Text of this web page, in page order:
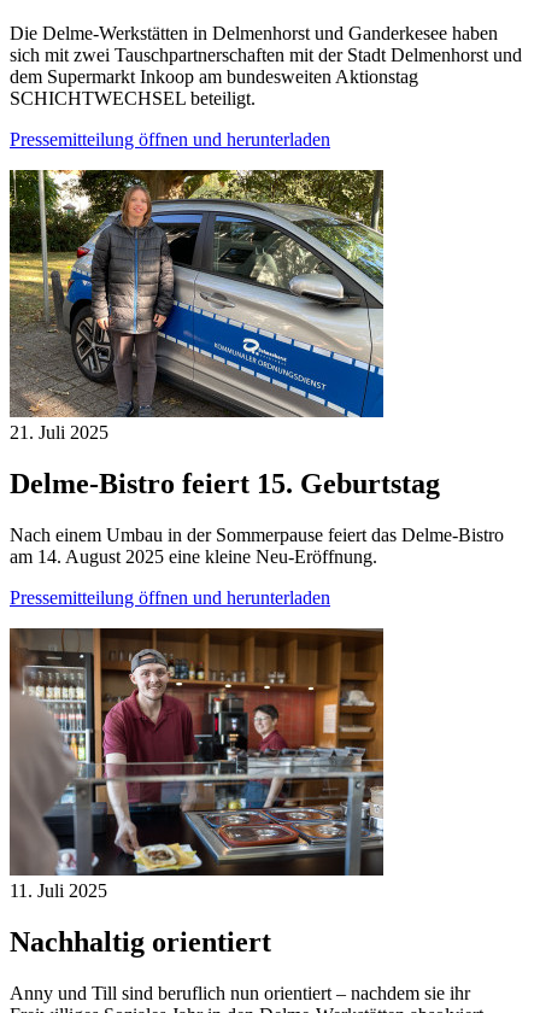
Die Delme-Werkstätten in Delmenhorst und Ganderkesee haben
sich mit zwei Tauschpartnerschaften mit der Stadt Delmenhorst und
dem Supermarkt Inkoop am bundesweiten Aktionstag
SCHICHTWECHSEL beteiligt.
Pressemitteilung öffnen und herunterladen
21. Juli 2025
Delme-Bistro feiert 15. Geburtstag
Nach einem Umbau in der Sommerpause feiert das Delme-Bistro
am 14. August 2025 eine kleine Neu-Eröffnung.
Pressemitteilung öffnen und herunterladen
11. Juli 2025
Nachhaltig orientiert
Anny und Till sind beruflich nun orientiert – nachdem sie ihr